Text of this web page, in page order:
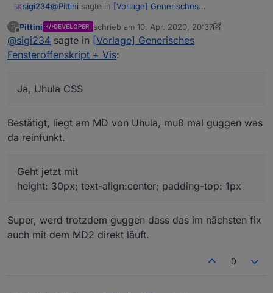
sigi234@Pittini sagte in [Vorlage] Generisches
Hast Du irgendwelche speziellen CSS Sachen in
Deinem Projekt?
Ja, Uhula CSS
Geht jetzt mit
height: 30px; text-align:center; padding-top: 1px
P
Offline
Pittini DEVELOPER schrieb am 10. Apr. 2020, 20:37
zuletzt editiert von Pittini4. Okt. 2020, 22:38
@sigi234 sagte in [Vorlage] Generisches
Fensteroffenskript + Vis:
Ja, Uhula CSS
Bestätigt, liegt am MD von Uhula, muß mal guggen was
da reinfunkt.
Geht jetzt mit
height: 30px; text-align:center; padding-top: 1px
Super, werd trotzdem guggen dass das im nächsten fix
auch mit dem MD2 direkt läuft.
0